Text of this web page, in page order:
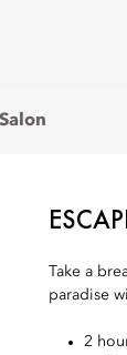
Take a
paradise
2